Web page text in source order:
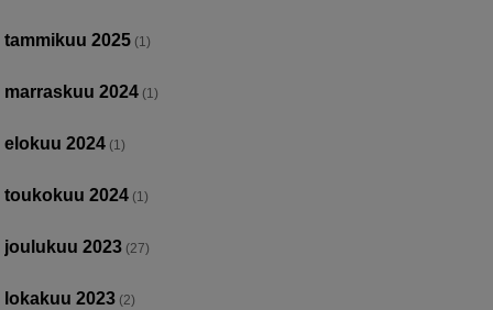
tammikuu 2025 (1)
marraskuu 2024 (1)
elokuu 2024 (1)
toukokuu 2024 (1)
joulukuu 2023 (27)
lokakuu 2023 (2)